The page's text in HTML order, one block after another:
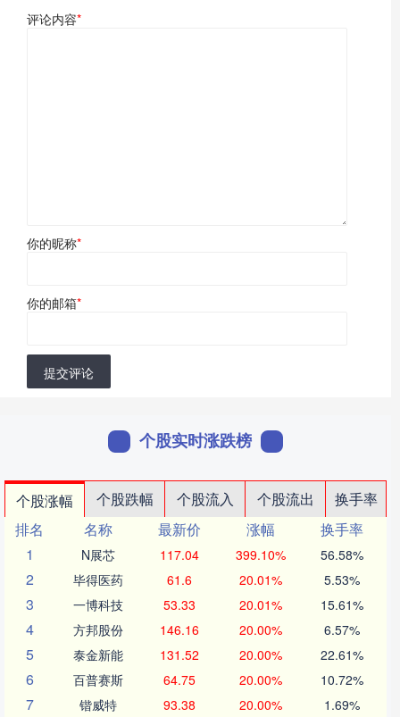
评论内容*
你的昵称*
你的邮箱*
提交评论
个股实时涨跌榜
个股涨幅 个股跌幅 个股流入 个股流出
换手率
排名
名称 最新价 涨幅
换手率
1
N展芯 117.04 399.10% 56.58%
2 毕得医药 61.6 20.01% 5.53%
3 一博科技 53.33 20.01% 15.61%
4 方邦股份 146.16 20.00% 6.57%
5 泰金新能 131.52 20.00% 22.61%
6 百普赛斯 64.75 20.00% 10.72%
7 锴威特 93.38 20.00% 1.69%